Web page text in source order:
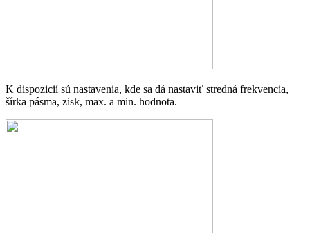
K dispozicií sú nastavenia, kde sa dá nastaviť stredná frekvencia,
šírka pásma, zisk, max. a min. hodnota.